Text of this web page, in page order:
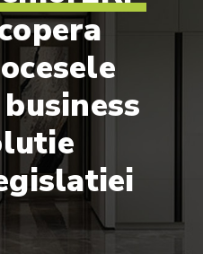
business